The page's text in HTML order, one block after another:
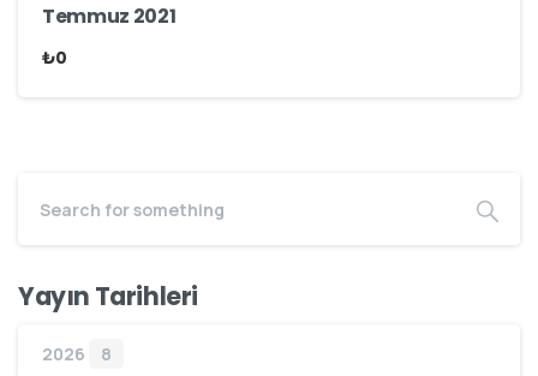
Temmuz 2021
₺0
Yayın Tarihleri
2026 8